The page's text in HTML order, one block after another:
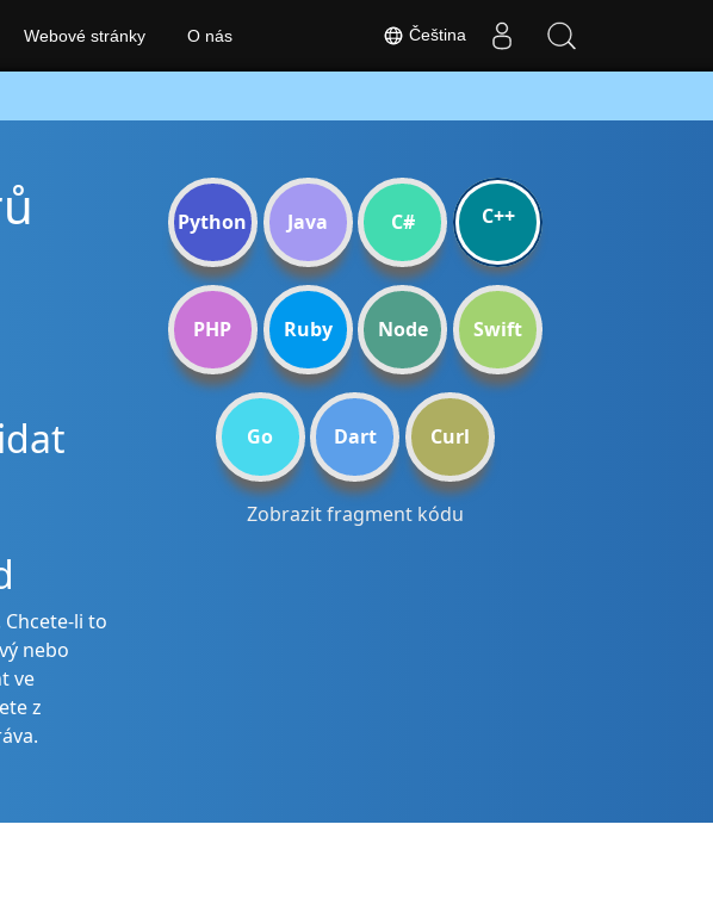
li to
nebo
ve
z
Python Java C# C++
PHP Ruby Node Swift
Go Dart Curl
Zobrazit fragment kódu
Čeština
Webové stránky O nás